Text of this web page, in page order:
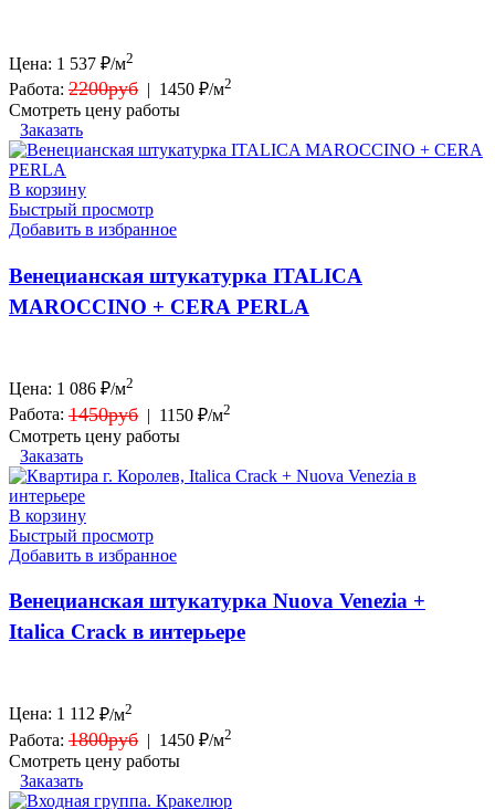
Цена: 1 537 ₽/м2
Работа: 2200руб | 1450 ₽/м2
Смотреть цену работы
Заказать
В корзину
Быстрый просмотр
Добавить в избранное
Венецианская штукатурка ITALICA
MAROCCINO + CERA PERLA
Цена: 1 086 ₽/м2
Работа: 1450руб | 1150 ₽/м2
Смотреть цену работы
Заказать
В корзину
Быстрый просмотр
Добавить в избранное
Венецианская штукатурка Nuova Venezia +
Italica Crack в интерьере
Цена: 1 112 ₽/м2
Работа: 1800руб | 1450 ₽/м2
Смотреть цену работы
Заказать